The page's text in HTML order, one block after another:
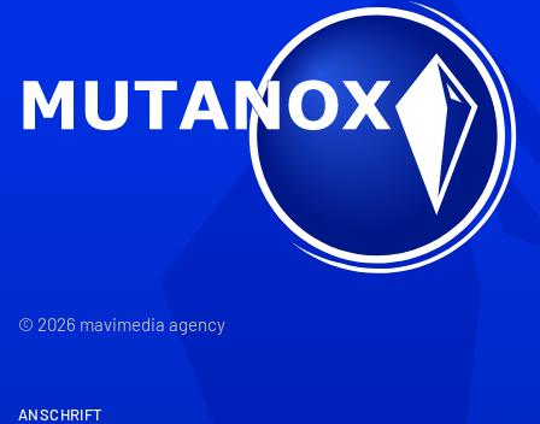
© 2026 mavimedia agency
ANSCHRIFT